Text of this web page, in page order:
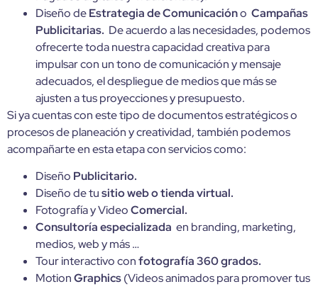
Diseño deEstrategia de Comunicacióno Campañas
Publicitarias. De acuerdo a las necesidades, podemos
ofrecerte toda nuestra capacidad creativa para
impulsar con un tono de comunicación y mensaje
adecuados, el despliegue de medios que más se
ajusten a tus proyecciones y presupuesto.
Si ya cuentas con este tipo de documentos estratégicos o
procesos de planeación y creatividad, también podemos
acompañarte en esta etapa con servicios como:
Diseño Publicitario.
Diseño de tusitio web o tienda virtual.
Fotografía y VideoComercial.
Consultoría especializada en branding, marketing,
medios, web y más …
Tour interactivo confotografía 360 grados.
MotionGraphics(Videos animados para promover tus